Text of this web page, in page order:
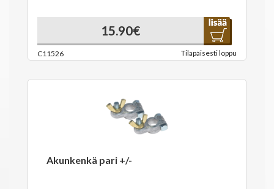
15.90€
C11526 Tilapäisesti loppu
Akunkenkä pari +/-